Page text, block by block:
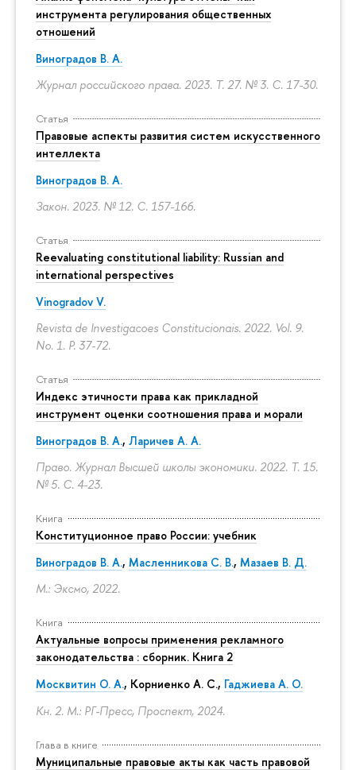
инструмента регулирования общественных
отношений
Виноградов В. А.
Журнал российского права. 2023. Т. 27. № 3. С. 17-30.
Статья
Правовые аспекты развития систем искусственного
интеллекта
Виноградов В. А.
Закон. 2023. № 12. С. 157-166.
Статья
Reevaluating constitutional liability: Russian and
international perspectives
Vinogradov V.
Revista de Investigacoes Constitucionais. 2022. Vol. 9.
No. 1. P. 37-72.
Статья
Индекс этичности права как прикладной
инструмент оценки соотношения права и морали
Виноградов В. А., Ларичев А. А.
Право. Журнал Высшей школы экономики. 2022. Т. 15.
№ 5. С. 4-23.
Книга
Конституционное право России: учебник
Виноградов В. А., Масленникова С. В., Мазаев В. Д.
М.: Эксмо, 2022.
Книга
Актуальные вопросы применения рекламного
законодательства : сборник. Книга 2
Москвитин О. А., Корниенко А. С., Гаджиева А. О.
Кн. 2. М.: РГ-Пресс, Проспект, 2024.
Глава в книге
Муниципальные правовые акты как часть правовой